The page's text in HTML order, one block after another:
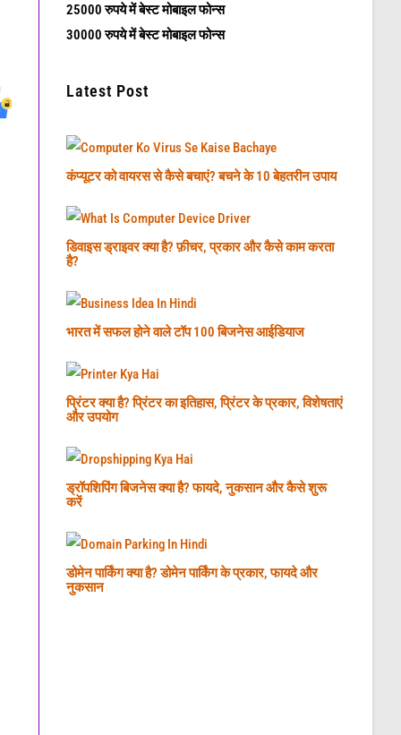
25000 रुपये में बेस्ट मोबाइल फोन्स
30000 रुपये में बेस्ट मोबाइल फोन्स
Latest Post
कंप्यूटर को वायरस से कैसे बचाएं? बचने के 10 बेहतरीन उपाय
डिवाइस ड्राइवर क्या है? फ़ीचर, प्रकार और कैसे काम करता
है?
भारत में सफल होने वाले टॉप 100 बिजनेस आईडियाज
प्रिंटर क्या है? प्रिंटर का इतिहास, प्रिंटर के प्रकार, विशेषताएं
और उपयोग
ड्रॉपशिपिंग बिजनेस क्या है? फायदे, नुकसान और कैसे शुरू
करें
डोमेन पार्किंग क्या है? डोमेन पार्किंग के प्रकार, फायदे और
नुकसान